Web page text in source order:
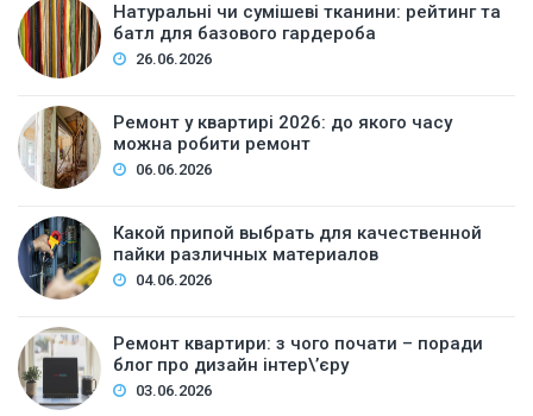
Натуральні чи сумішеві тканини: рейтинг та
батл для базового гардероба
26.06.2026
Ремонт у квартирі 2026: до якого часу
можна робити ремонт
06.06.2026
Какой припой выбрать для качественной
пайки различных материалов
04.06.2026
Ремонт квартири: з чого почати – поради
блог про дизайн інтер\’єру
03.06.2026